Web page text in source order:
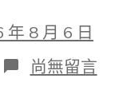
年 8 月 6 日
在
〈【趙
尚無留言